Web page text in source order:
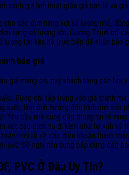
sách giá linh hoạt giữa giá bán lẻ và
cho các đơn hàng với số lượng nhỏ,
hàng số lượng lớn, Cường Thịnh có
lượng lớn liên hệ trực tiếp để nhận báo
báo giá
giá màng co, quý khách hàng cần lưu
Đừng chỉ tập trung vào giá thành mà
suốt, làm ảnh hưởng đến hình ảnh sản
Yêu cầu nhà cung cấp thông tin rõ
xét các dịch vụ đi kèm như tư vấn kỹ
Hỏi rõ về các điều khoản thanh
tiết:Đề nghị nhà cung cấp cung cấp
PVC Ở Đâu Uy Tín?